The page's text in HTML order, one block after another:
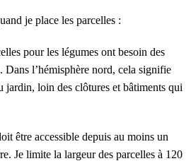
je place les parcelles :
pour les légumes ont besoin des
Dans l’hémisphère nord, cela signifie
jardin, loin des clôtures et bâtiments qui
être accessible depuis au moins un
Je limite la largeur des parcelles à 120